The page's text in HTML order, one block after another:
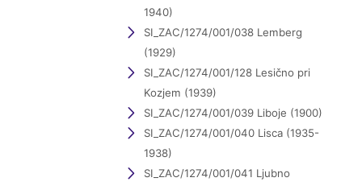
1940)
SI_ZAC/1274/001/038 Lemberg
(1929)
SI_ZAC/1274/001/128 Lesično pri
Kozjem (1939)
SI_ZAC/1274/001/039 Liboje (1900)
SI_ZAC/1274/001/040 Lisca (1935-
1938)
SI_ZAC/1274/001/041 Ljubno